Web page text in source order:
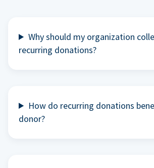
Why should my organization
recurring donations?
How do recurring donations
donor?